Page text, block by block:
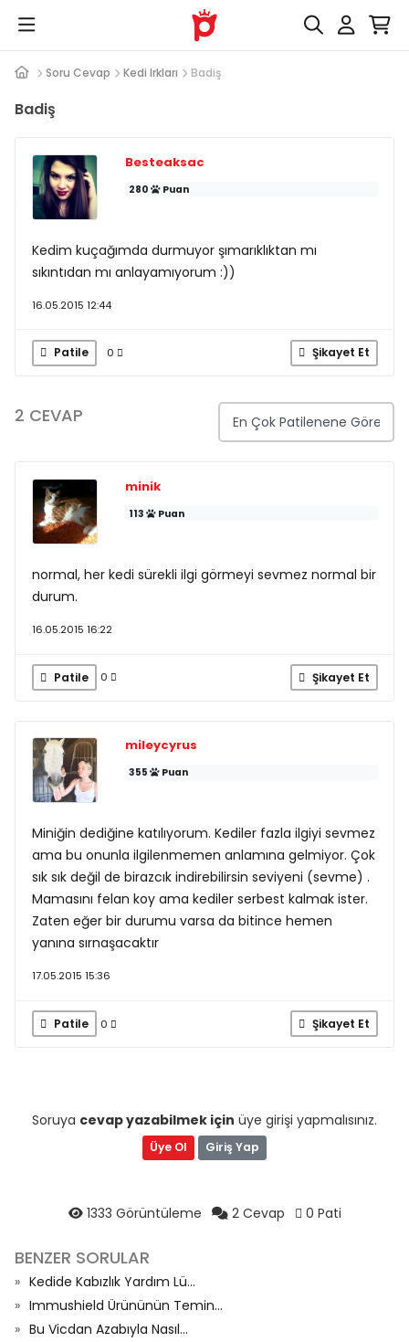
Soru Cevap Kedi Irkları Badiş
Badiş
Besteaksac
280 Puan
Kedim kuçağımda durmuyor şımarıklıktan mı
sıkıntıdan mı anlayamıyorum :))
16.05.2015 12:44
Patile 0 Şikayet Et
2 CEVAP
minik
113 Puan
normal, her kedi sürekli ilgi görmeyi sevmez normal bir
durum.
16.05.2015 16:22
Patile 0 Şikayet Et
mileycyrus
355 Puan
Miniğin dediğine katılıyorum. Kediler fazla ilgiyi sevmez
ama bu onunla ilgilenmemen anlamına gelmiyor. Çok
sık sık değil de birazcık indirebilirsin seviyeni (sevme) .
Mamasını felan koy ama kediler serbest kalmak ister.
Zaten eğer bir durumu varsa da bitince hemen
yanına sırnaşacaktır
17.05.2015 15:36
Patile 0 Şikayet Et
Soruya cevap yazabilmek için üye girişi yapmalısınız.
Üye Ol Giriş Yap
1333 Görüntüleme 2 Cevap 0 Pati
BENZER SORULAR
Kedide Kabızlık Yardım Lü...
Immushield Ürününün Temin...
Bu Vicdan Azabıyla Nasıl...